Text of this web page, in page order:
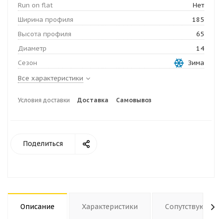
Run on flat
Нет
Ширина профиля
185
Высота профиля
65
Диаметр
14
Сезон
Зима
Все характеристики
Условия доставки Доставка Самовывоз
Поделиться
Описание Характеристики